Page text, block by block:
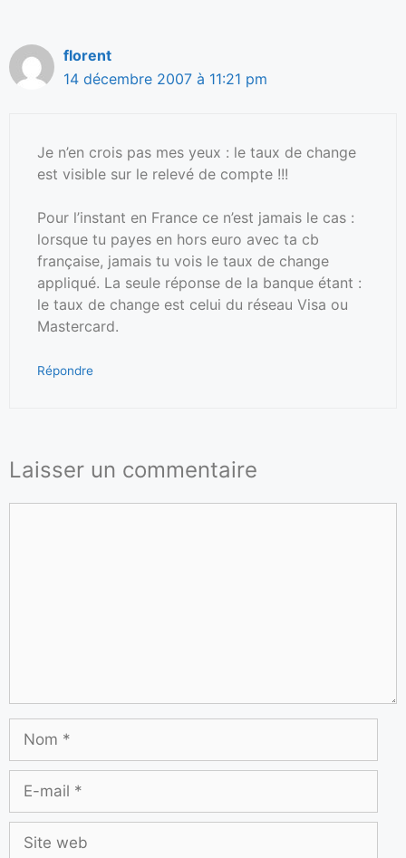
florent
14 décembre 2007 à 11:21 pm
Je n’en crois pas mes yeux : le taux de change
est visible sur le relevé de compte !!!
Pour l’instant en France ce n’est jamais le cas :
lorsque tu payes en hors euro avec ta cb
française, jamais tu vois le taux de change
appliqué. La seule réponse de la banque étant :
le taux de change est celui du réseau Visa ou
Mastercard.
Répondre
Laisser un commentaire